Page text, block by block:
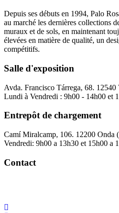
Depuis ses débuts en 1994, Palo
au marché les dernières collections
muraux et de sols, en maintenant
élevées en matière de qualité, un
compétitifs.
Salle d'exposition
Avda. Francisco Tárrega, 68.
Lundi à Vendredi : 9h00 - 14h00 et
Entrepôt de chargement
Camí Miralcamp, 106. 12200 Onda
Vendredi: 9h00 a 13h30 et 15h00 a
Contact